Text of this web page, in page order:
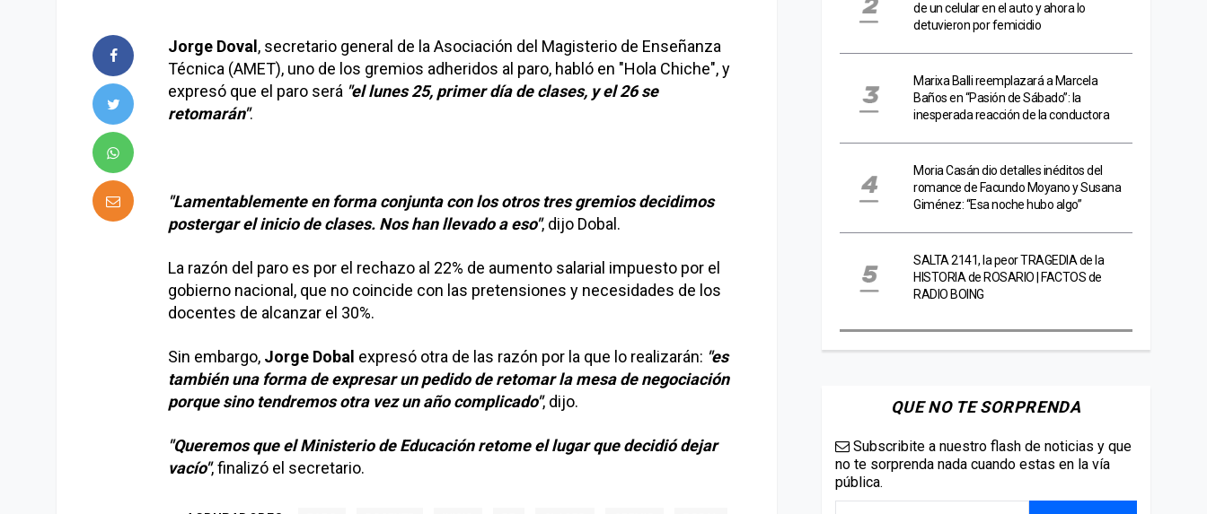
Jorge Doval , secretario general de la Asociación del Magisterio de Enseñanza
Técnica (AMET), uno de los gremios adheridos al paro, habló en "Hola Chiche", y
expresó que el paro será "el lunes 25, primer día de clases, y el 26 se
retomarán".
"Lamentablemente en forma conjunta con los otros tres gremios decidimos
postergar el inicio de clases. Nos han llevado a eso", dijo Dobal.
La razón del paro es por el rechazo al 22% de aumento salarial impuesto por el
gobierno nacional, que no coincide con las pretensiones y necesidades de los
docentes de alcanzar el 30%.
Sin embargo, Jorge Dobal expresó otra de las razón por la que lo realizarán: "es
también una forma de expresar un pedido de retomar la mesa de negociación
porque sino tendremos otra vez un año complicado", dijo.
"Queremos que el Ministerio de Educación retome el lugar que decidió dejar
vacío", finalizó el secretario.
de un celular en el auto y ahora lo
detuvieron por femicidio
Marixa Balli reemplazará a Marcela
Baños en “Pasión de Sábado”: la
inesperada reacción de la conductora
Moria Casán dio detalles inéditos del
romance de Facundo Moyano y Susana
Giménez: “Esa noche hubo algo”
SALTA 2141, la peor TRAGEDIA de la
HISTORIA de ROSARIO | FACTOS de
RADIO BOING
QUE NO TE SORPRENDA
Subscribite a nuestro flash de noticias y que
no te sorprenda nada cuando estas en la vía
pública.